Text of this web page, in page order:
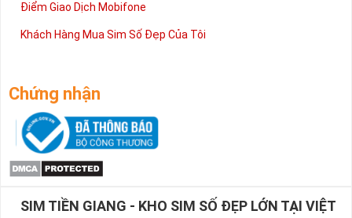
Điểm Giao Dịch Mobifone
Khách Hàng Mua Sim Số Đẹp Của Tôi
Chứng nhận
SIM TIỀN GIANG - KHO SIM SỐ ĐẸP LỚN TẠI VIỆT